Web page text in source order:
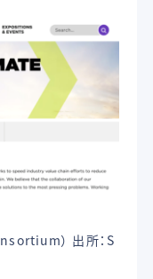
） 出所：S